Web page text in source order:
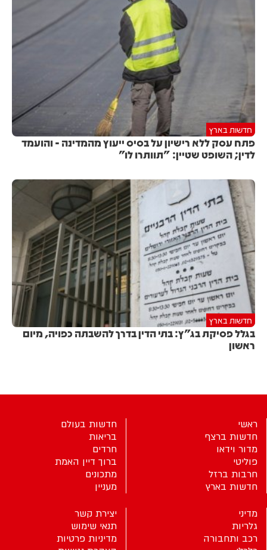
חדשות בארץ
פתח עסק ללא רישיון על בסיס ייעוץ מהמדינה - והועמד
לדין; השופט שטיין: "תוותרו לו"
חדשות בארץ
בגלל פסיקת בג"ץ: בתי הדין בדרך להשבתה כפויה, מיום
ראשון
ראשי
חדשות ברצף
מדור וידאו
פוליטי
חרבות ברזל
חדשות בארץ
חדשות בעולם
בריאות
חרדים
ברוך דיין האמת
מתכונים
מעניין
מדיני
גלריות
רכב ותחבורה
יצירת קשר
תנאי שימוש
מדיניות פרטיות